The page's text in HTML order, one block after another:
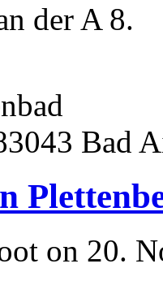
der A 8.
Bad
on 20.